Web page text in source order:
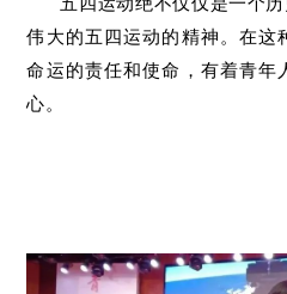
伟大的五四运动的精神。在这
命运的责任和使命，有着青年
心。